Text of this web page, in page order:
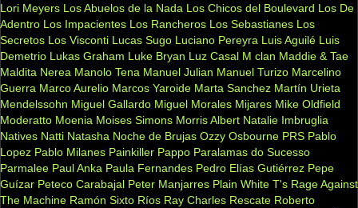
Lori Meyers Los Abuelos de la Nada Los Chicos del Boulevard Los De
Adentro Los Impacientes Los Rancheros Los Sebastianes Los
Secretos Los Visconti Lucas Sugo Luciano Pereyra Luis Aguilé Luis
Demetrio Lukas Graham Luke Bryan Luz Casal M clan Maddie & Tae
Maldita Nerea Manolo Tena Manuel Julian Manuel Turizo Marcelino
Guerra Marco Aurelio Marcos Yaroide Marta Sanchez Martín Urieta
Mendelssohn Miguel Gallardo Miguel Morales Mijares Mike Oldfield
Moderatto Moenia Moises Simons Morris Albert Natalie Imbruglia
Natives Natti Natasha Noche de Brujas Ozzy Osbourne PRS Pablo
Lopez Pablo Milanes Painkiller Pappo Paralamas do Sucesso
Parmalee Paul Anka Paula Fernandes Pedro Elías Gutiérrez Pepe
Guízar Peteco Carabajal Peter Manjarres Plain White T's Rage Against
The Machine Ramón Sixto Ríos Ray Charles Rescate Roberto